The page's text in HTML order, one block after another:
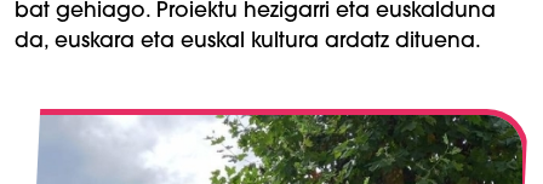
bat gehiago. Proiektu hezigarri eta euskalduna
da, euskara eta euskal kultura ardatz dituena.